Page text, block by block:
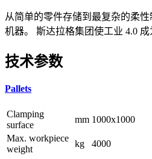
从简单的零件存储到最复杂的柔
机器。 斯达拉格集团使工业 4.0 成
技术参数
Pallets
Clamping
surface
mm 1000x1000
Max. workpiece
weight
kg 4000